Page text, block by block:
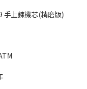
手上鍊機芯(精磨版)